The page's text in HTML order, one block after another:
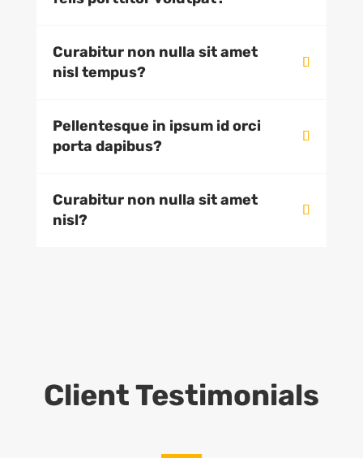
Curabitur non nulla sit amet
nisl tempus?
Pellentesque in ipsum id orci
porta dapibus?
Curabitur non nulla sit amet
nisl?
Client Testimonials